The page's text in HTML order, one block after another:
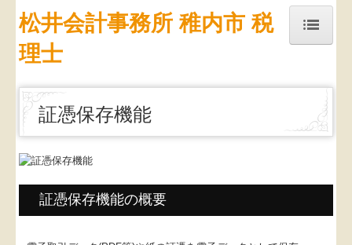
トップページ
事務所紹介
経営理念
求人情報
交通案内
松井会計事務所 稚内市 税
理士
証憑保存機能
証憑保存機能の概要